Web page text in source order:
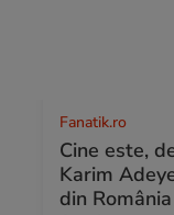
Fanatik.ro
Cine este,
Karim
din